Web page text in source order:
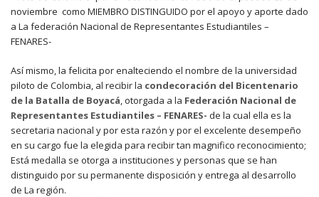
noviembre como MIEMBRO DISTINGUIDO por el apoyo y aporte dado
a La federación Nacional de Representantes Estudiantiles –
FENARES-
Así mismo, la felicita por enalteciendo el nombre de la universidad
piloto de Colombia, al recibir la condecoración del Bicentenario
de la Batalla de Boyacá, otorgada a la Federación Nacional de
Representantes Estudiantiles – FENARES- de la cual ella es la
secretaria nacional y por esta razón y por el excelente desempeño
en su cargo fue la elegida para recibir tan magnifico reconocimiento;
Está medalla se otorga a instituciones y personas que se han
distinguido por su permanente disposición y entrega al desarrollo
de La región.